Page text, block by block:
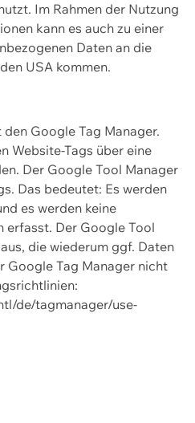
Im Rahmen der Nutzung
kann es auch zu einer
Daten an die
USA kommen.
Google Tag Manager.
Website-Tags über eine
Der Google Tool Manager
Das bedeutet: Es werden
es werden keine
erfasst. Der Google Tool
die wiederum ggf. Daten
Google Tag Manager nicht
de/tagmanager/use-